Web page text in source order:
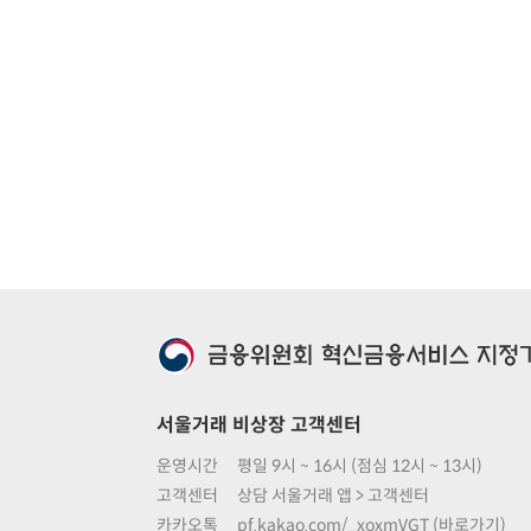
서울거래 비상장 고객센터
운영시간
평일 9시 ~ 16시 (점심 12시 ~ 13시)
고객센터
상담 서울거래 앱 > 고객센터
카카오톡
pf.kakao.com/_xoxmVGT (바로가기)